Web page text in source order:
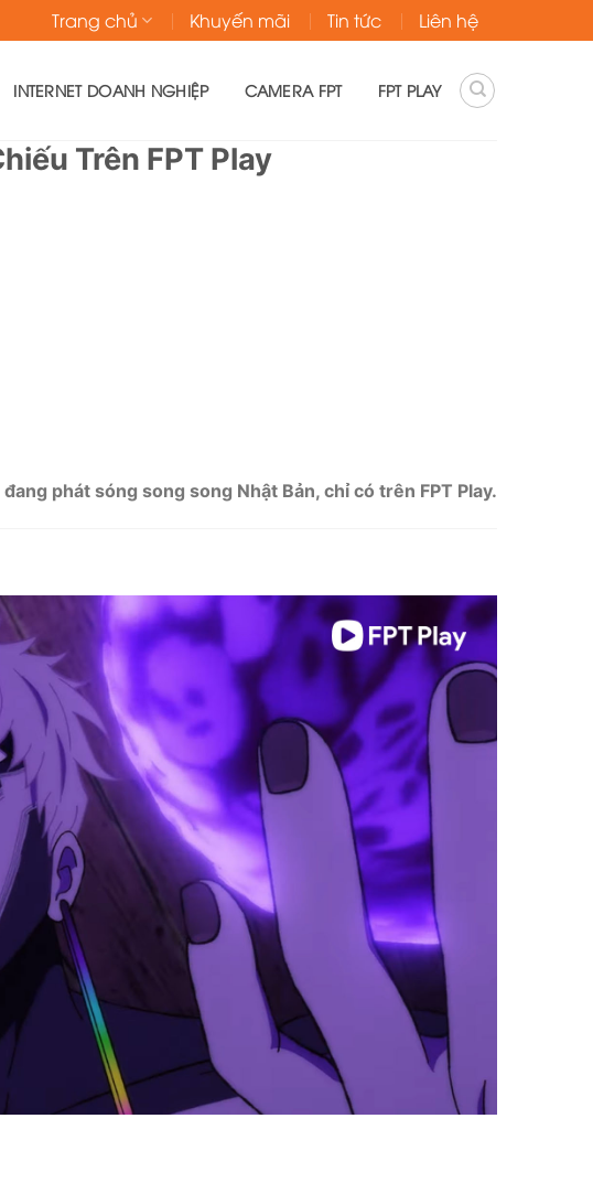
Trang chủ Khuyến mãi Tin tức Liên hệ
INTERNET DOANH NGHIỆP CAMERA FPT FPT PLAY
Trên FPT Play
phát sóng song song Nhật Bản, chỉ có trên FPT Play.